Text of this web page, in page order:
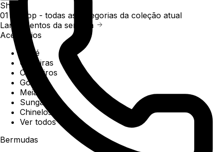
Shop
01 /
Shop - todas as categorias da coleção atual
Lançamentos da semana
Acessórios
Boné
Carteiras
Chaveiros
Gorros
Meias
Sunga
Chinelos
Ver todos
Bermudas